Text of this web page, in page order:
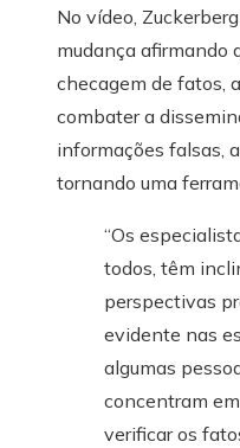
No vídeo,
mudança afirmando
checagem de fatos,
combater a
informações falsas,
tornando uma
“Os
todos, têm
perspectivas
evidente nas
algumas
concentram
verificar os